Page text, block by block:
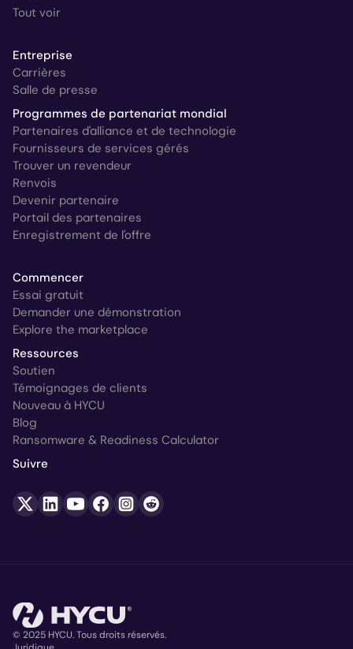
Tout voir
Entreprise
Carrières
Salle de presse
Programmes de partenariat mondial
Partenaires d'alliance et de technologie
Fournisseurs de services gérés
Trouver un revendeur
Renvois
Devenir partenaire
Portail des partenaires
Enregistrement de l'offre
Commencer
Essai gratuit
Demander une démonstration
Explore the marketplace
Ressources
Soutien
Témoignages de clients
Nouveau à HYCU
Blog
Ransomware & Readiness Calculator
Suivre
© 2025 HYCU. Tous droits réservés.